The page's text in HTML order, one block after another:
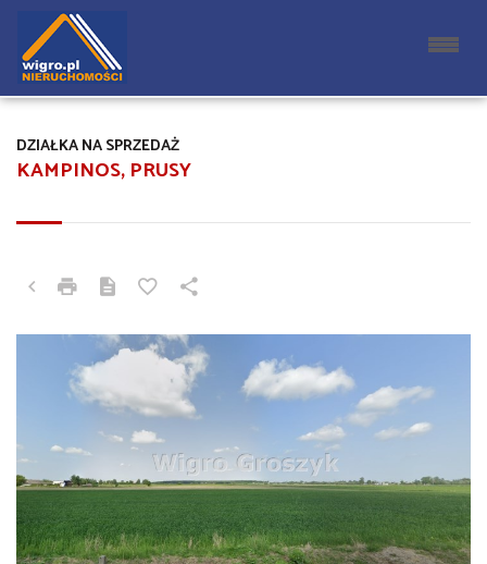
KAMPINOS, PRUSY
DZIAŁKA NA SPRZEDAŻ